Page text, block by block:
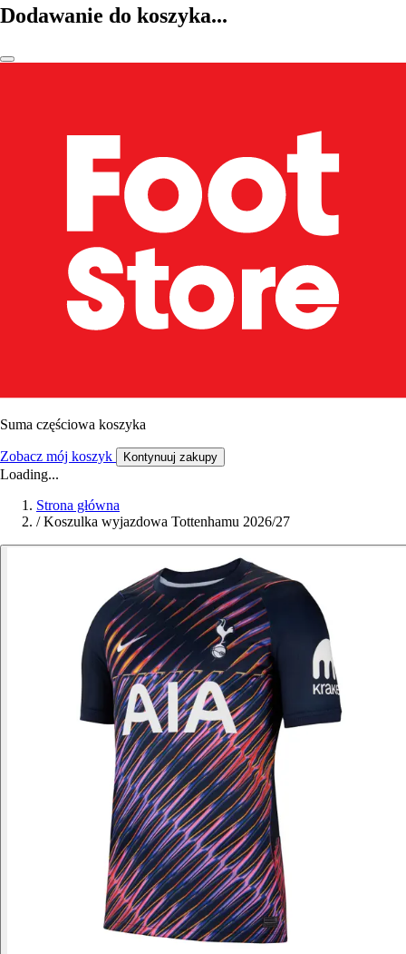
Dodawanie do koszyka...
Suma częściowa koszyka
Zobacz mój koszyk Kontynuuj zakupy
Loading...
Strona główna
/ Koszulka wyjazdowa Tottenhamu 2026/27